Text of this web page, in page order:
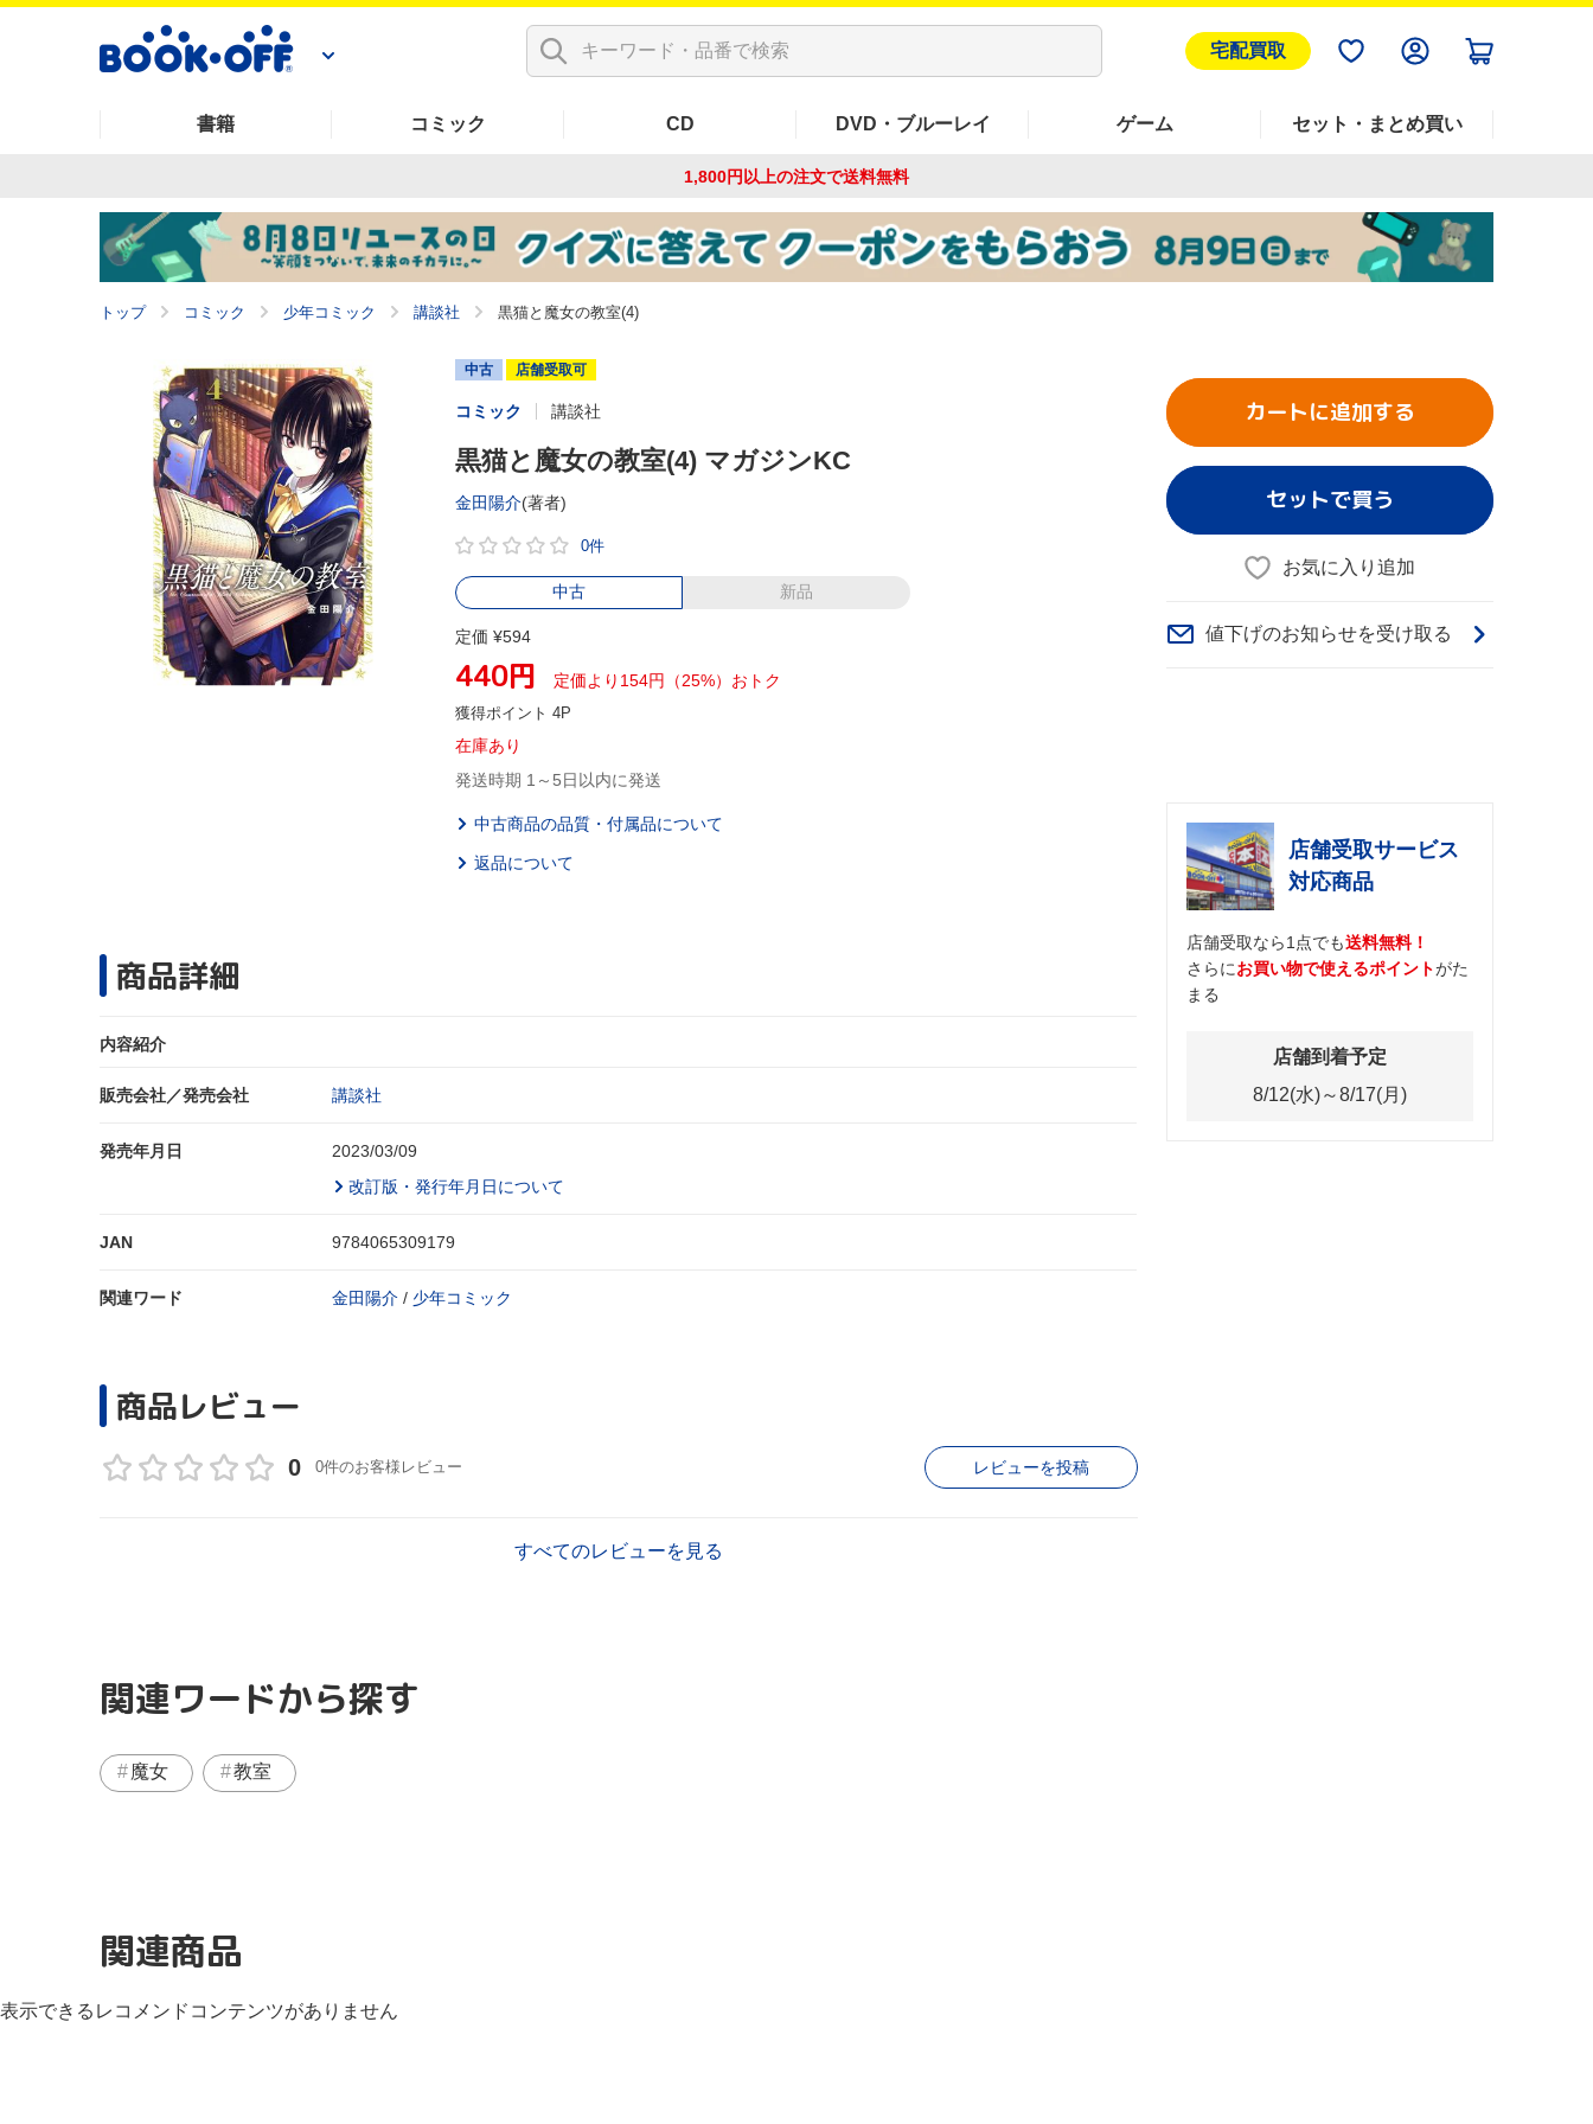
宅配買取
書籍 コミック CD DVD・ブルーレイ ゲーム セット・まとめ買い
1,800円以上の注文で送料無料
トップ コミック 少年コミック 講談社 黒猫と魔女の教室(4)
中古 店舗受取可
コミック 講談社
黒猫と魔女の教室(4) マガジンKC
金田陽介(著者)
0件
中古 新品
定価 ¥594
440円 定価より154円（25%）おトク
獲得ポイント 4P
在庫あり
発送時期 1～5日以内に発送
中古商品の品質・付属品について
返品について
商品詳細
内容紹介
販売会社／発売会社 講談社
発売年月日
2023/03/09
改訂版・発行年月日について
JAN 9784065309179
関連ワード 金田陽介 / 少年コミック
カートに追加する
セットで買う
お気に入り追加
値下げのお知らせを受け取る
店舗受取サービス
対応商品
店舗受取なら1点でも送料無料！
さらにお買い物で使えるポイントがた
まる
店舗到着予定
8/12(水)～8/17(月)
商品レビュー
0 0件のお客様レビュー レビューを投稿
すべてのレビューを見る
関連ワードから探す
魔女 教室
関連商品
表示できるレコメンドコンテンツがありません